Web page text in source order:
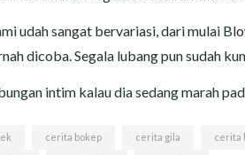
udah sangat bervariasi, dari mulai
dicoba. Segala lubang pun sudah
intim kalau dia sedang marah
cerita bokep cerita gila cerita